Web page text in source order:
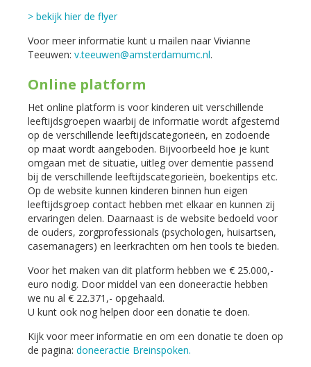
> bekijk hier de flyer
Voor meer informatie kunt u mailen naar Vivianne
Teeuwen: v.teeuwen@amsterdamumc.nl.
Online platform
Het online platform is voor kinderen uit verschillende
leeftijdsgroepen waarbij de informatie wordt afgestemd
op de verschillende leeftijdscategorieën, en zodoende
op maat wordt aangeboden. Bijvoorbeeld hoe je kunt
omgaan met de situatie, uitleg over dementie passend
bij de verschillende leeftijdscategorieën, boekentips etc.
Op de website kunnen kinderen binnen hun eigen
leeftijdsgroep contact hebben met elkaar en kunnen zij
ervaringen delen. Daarnaast is de website bedoeld voor
de ouders, zorgprofessionals (psychologen, huisartsen,
casemanagers) en leerkrachten om hen tools te bieden.
Voor het maken van dit platform hebben we € 25.000,-
euro nodig. Door middel van een doneeractie hebben
we nu al € 22.371,- opgehaald.
U kunt ook nog helpen door een donatie te doen.
Kijk voor meer informatie en om een donatie te doen op
de pagina: doneeractie Breinspoken.